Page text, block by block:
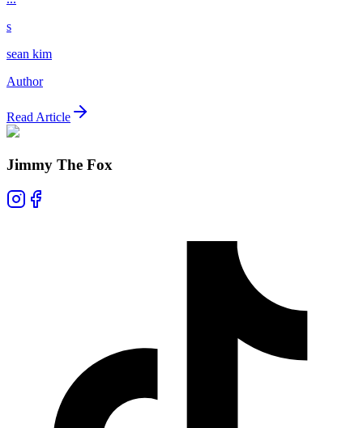
s
sean kim
Author
Read Article
Jimmy The Fox